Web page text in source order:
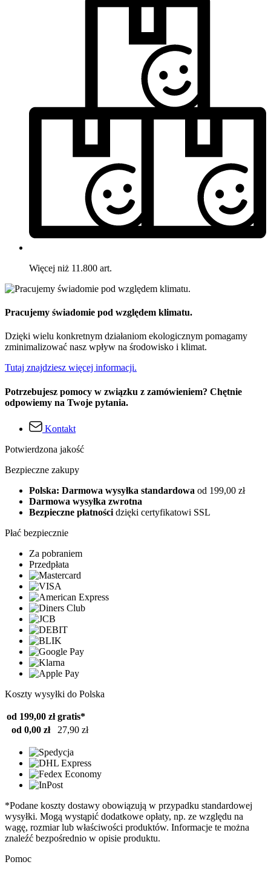
Więcej niż 11.800 art.
Pracujemy świadomie pod względem klimatu.
Dzięki wielu konkretnym działaniom ekologicznym pomagamy
zminimalizować nasz wpływ na środowisko i klimat.
Tutaj znajdziesz więcej informacji.
Potrzebujesz pomocy w związku z zamówieniem? Chętnie
odpowiemy na Twoje pytania.
Kontakt
Potwierdzona jakość
Bezpieczne zakupy
Polska: Darmowa wysyłka standardowa od 199,00 zł
Darmowa wysyłka zwrotna
Bezpieczne płatności dzięki certyfikatowi SSL
Płać bezpiecznie
Za pobraniem
Przedpłata
Koszty wysyłki do Polska
od 199,00 zł gratis*
od 0,00 zł
27,90 zł
*Podane koszty dostawy obowiązują w przypadku standardowej
wysyłki. Mogą wystąpić dodatkowe opłaty, np. ze względu na
wagę, rozmiar lub właściwości produktów. Informacje te można
znaleźć bezpośrednio w opisie produktu.
Pomoc